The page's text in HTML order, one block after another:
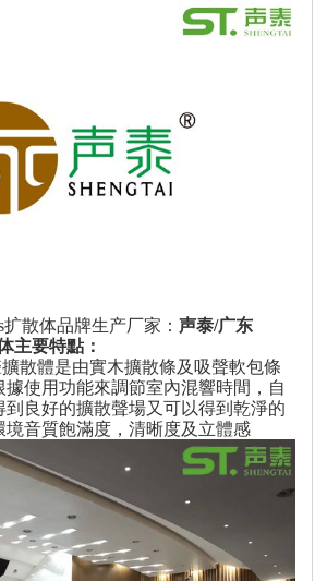
散体品牌生产厂家： 声泰/广东
主要特點：
散體是由實木擴散條及吸聲軟包條
使用功能來調節室內混響時間，自
到良好的擴散聲場又可以得到乾淨的
境音質飽滿度，清晰度及立體感